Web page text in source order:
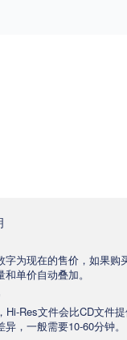
字为现在的售价，如果
单价自动叠加。
Hi-Res文件会比CD文件
，一般需要10-60分钟。